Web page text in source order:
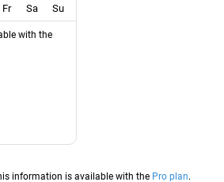
Fr Sa Su
with the
information is available with the Pro plan.